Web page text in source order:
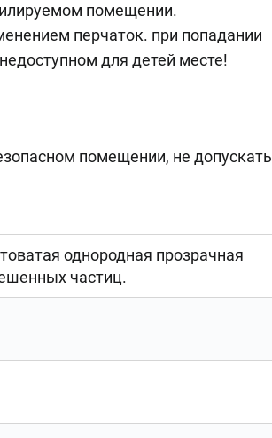
помещении.
перчаток. при попадании
для детей месте!
помещении, не допускать
однородная прозрачная
частиц.